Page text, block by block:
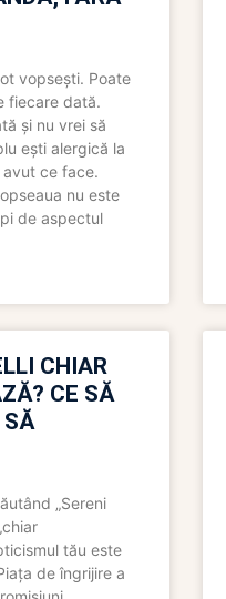
vopsești. Poate
fiecare dată.
și nu vrei să
ești alergică la
avut ce face.
nu este
de aspectul
CHIAR
CE SĂ
„Sereni
tău este
de îngrijire a